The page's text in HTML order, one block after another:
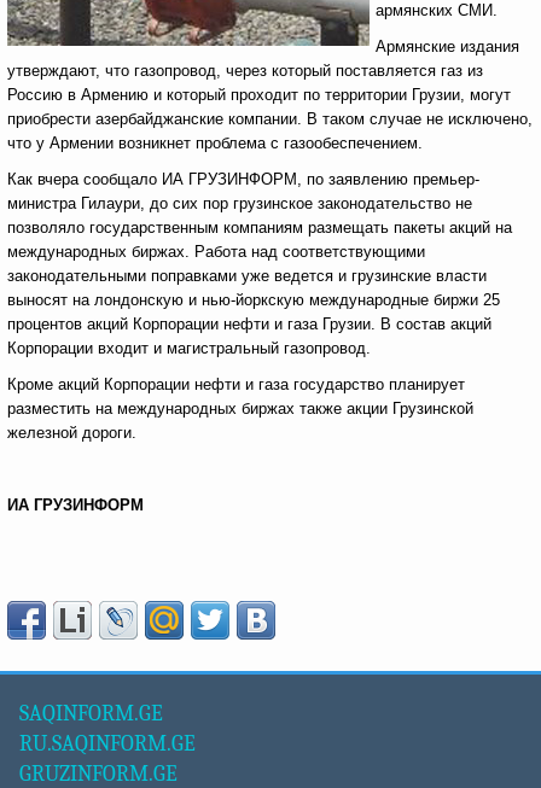
армянских СМИ.
Армянские издания
утверждают, что газопровод, через который поставляется газ из
Россию в Армению и который проходит по территории Грузии, могут
приобрести азербайджанские компании. В таком случае не исключено,
что у Армении возникнет проблема с газообеспечением.
Как вчера сообщало ИА ГРУЗИНФОРМ, по заявлению премьер-
министра Гилаури, до сих пор грузинское законодательство не
позволяло государственным компаниям размещать пакеты акций на
международных биржах. Работа над соответствующими
законодательными поправками уже ведется и грузинские власти
выносят на лондонскую и нью-йоркскую международные биржи 25
процентов акций Корпорации нефти и газа Грузии. В состав акций
Корпорации входит и магистральный газопровод.
Кроме акций Корпорации нефти и газа государство планирует
разместить на международных биржах также акции Грузинской
железной дороги.
ИА ГРУЗИНФОРМ
SAQINFORM.GE
RU.SAQINFORM.GE
GRUZINFORM.GE